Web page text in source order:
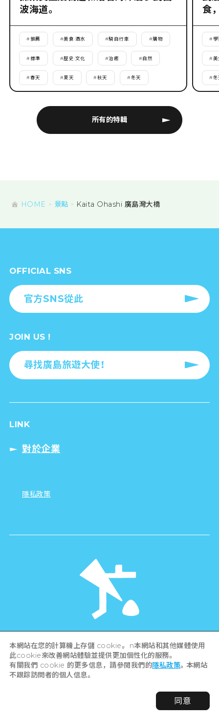
所有的特輯
波海道。
#推薦 #美食·酒水 #騎自行車 #購物
#標準 #歷史·文化 #治癒 #自然
#春天 #夏天 #秋天 #冬天
食
# 學
#美
#冬
HOME 景點 Kaita Ohashi 廣島灣大橋
OFFICIAL SNS
官方SNS從此
JOIN US !
尋找廣島旅遊大使！
LINK
對於企業
隱私政策
Hiroshima Prefecture / Hiroshima City .
All rights reserved
本網站在您的計算機上存儲 cookie。 n本網站和其他媒體使用
此cookie來改善網站體驗並提供更加個性化的服務。
有關我們 cookie 的更多信息，請參閱我們的隱私政策。本網站
不跟踪訪問者的個人信息。
同意